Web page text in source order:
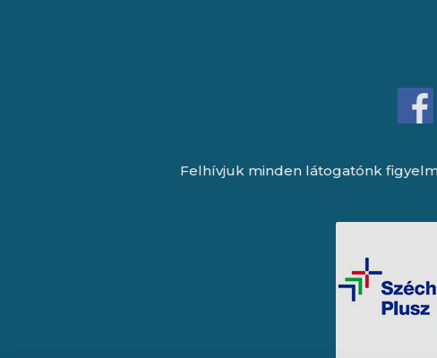
Felhívjuk minden látogatónk